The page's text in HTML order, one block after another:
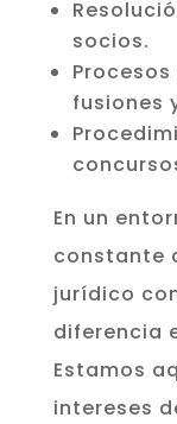
socios.
fusiones
En un
constante
jurídico
diferencia
Estamos
intereses